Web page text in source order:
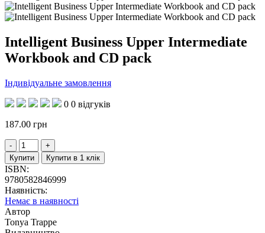
Intelligent Business Upper Intermediate
Workbook and CD pack
Індивідуальне замовлення
0 0 відгуків
187.00 грн
Купити Купити в 1 клік
ISBN:
9780582846999
Наявність:
Немає в наявності
Автор
Tonya Trappe